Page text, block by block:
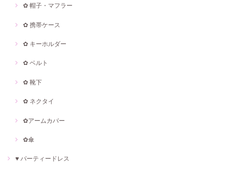
✿ 帽子・マフラー
✿ 携帯ケース
✿ キーホルダー
✿ ベルト
✿ 靴下
✿ ネクタイ
✿アームカバー
✿傘
♥ パーティードレス